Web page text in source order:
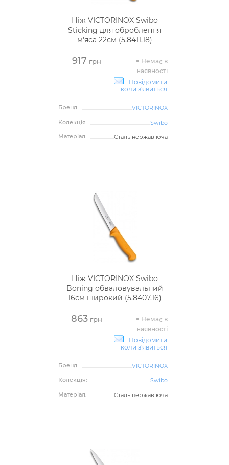
Ніж VICTORINOX Swibo
Sticking для оброблення
м'яса 22см (5.8411.18)
917 грн
Немає в
наявності
Повідомити
коли з'явиться
Бренд:
VICTORINOX
Колекція:
Swibo
Матеріал:
Сталь нержавіюча
Ніж VICTORINOX Swibo
Boning обваловувальний
16см широкий (5.8407.16)
863грн
Немає в
наявності
Повідомити
коли з'явиться
Бренд:
VICTORINOX
Колекція:
Swibo
Матеріал:
Сталь нержавіюча